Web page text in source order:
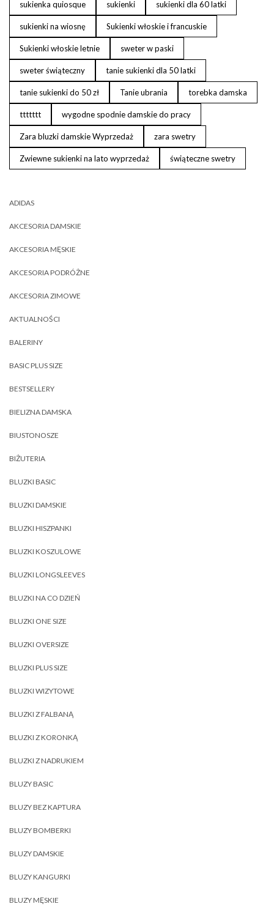
sukienka quiosque sukienki sukienki dla 60 latki
sukienki na wiosnę Sukienki włoskie i francuskie
Sukienki włoskie letnie sweter w paski
sweter świąteczny tanie sukienki dla 50 latki
tanie sukienki do 50 zł Tanie ubrania torebka damska
ttttttt wygodne spodnie damskie do pracy
Zara bluzki damskie Wyprzedaż zara swetry
Zwiewne sukienki na lato wyprzedaż świąteczne swetry
ADIDAS
AKCESORIA DAMSKIE
AKCESORIA MĘSKIE
AKCESORIA PODRÓŻNE
AKCESORIA ZIMOWE
AKTUALNOŚCI
BALERINY
BASIC PLUS SIZE
BESTSELLERY
BIELIZNA DAMSKA
BIUSTONOSZE
BIŻUTERIA
BLUZKI BASIC
BLUZKI DAMSKIE
BLUZKI HISZPANKI
BLUZKI KOSZULOWE
BLUZKI LONGSLEEVES
BLUZKI NA CO DZIEŃ
BLUZKI ONE SIZE
BLUZKI OVERSIZE
BLUZKI PLUS SIZE
BLUZKI WIZYTOWE
BLUZKI Z FALBANĄ
BLUZKI Z KORONKĄ
BLUZKI Z NADRUKIEM
BLUZY BASIC
BLUZY BEZ KAPTURA
BLUZY BOMBERKI
BLUZY DAMSKIE
BLUZY KANGURKI
BLUZY MĘSKIE